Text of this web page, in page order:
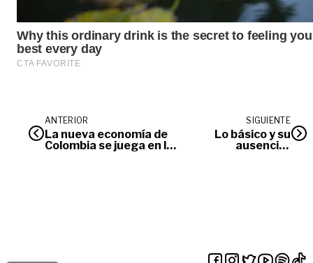
ANTERIOR
La nueva economía de
Colombia se juega en la
SIGUIENTE
Lo básico y su
ausencia |